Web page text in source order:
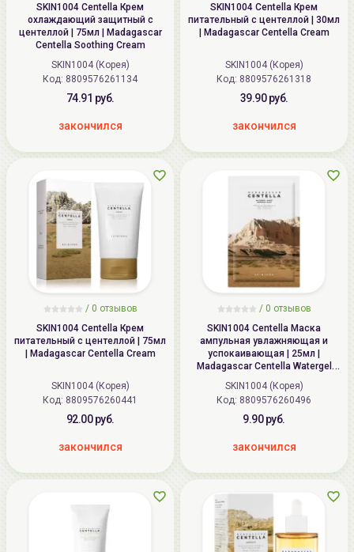
SKIN1004 Centella Крем
охлаждающий защитный с
центеллой | 75мл | Madagascar
Centella Soothing Cream
SKIN1004 (Корея)
Код: 8809576261134
74.91 руб.
закончился
SKIN1004 Centella Крем
питательный с центеллой | 30мл
| Madagascar Centella Cream
SKIN1004 (Корея)
Код: 8809576261318
39.90 руб.
закончился
/ 0 отзывов
SKIN1004 Centella Крем
питательный с центеллой | 75мл
| Madagascar Centella Cream
SKIN1004 (Корея)
Код: 8809576260441
92.00 руб.
закончился
/ 0 отзывов
SKIN1004 Centella Маска
ампульная увлажняющая и
успокаивающая | 25мл |
Madagascar Centella Watergel
Sheet Ampoule Mask
SKIN1004 (Корея)
Код: 8809576260496
9.90 руб.
закончился